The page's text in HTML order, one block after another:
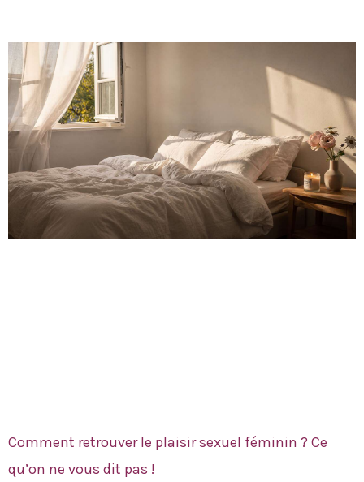
Comment retrouver le plaisir sexuel féminin ? Ce
qu’on ne vous dit pas !